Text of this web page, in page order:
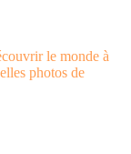
le monde à
photos de